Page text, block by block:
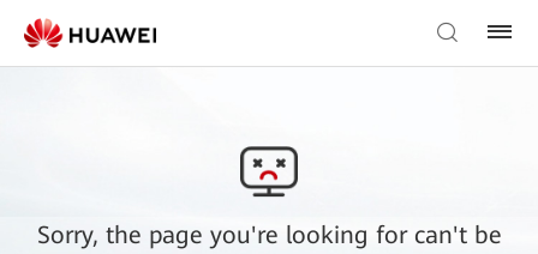
Sorry, the page you're looking for can't be